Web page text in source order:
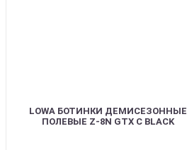
LOWA БОТИНКИ ДЕМИСЕЗОННЫЕ
ПОЛЕВЫЕ Z-8N GTX C BLACK